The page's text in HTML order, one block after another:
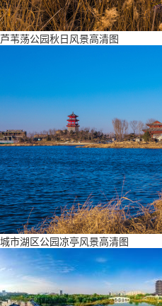
芦苇荡公园秋日风景高清图
城市湖区公园凉亭风景高清图